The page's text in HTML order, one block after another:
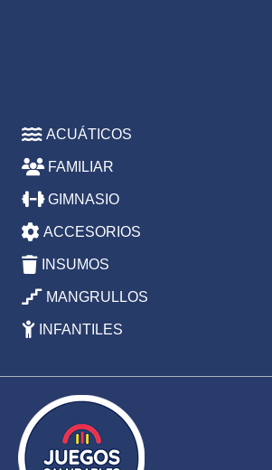
ACUÁTICOS
FAMILIAR
GIMNASIO
ACCESORIOS
INSUMOS
MANGRULLOS
INFANTILES